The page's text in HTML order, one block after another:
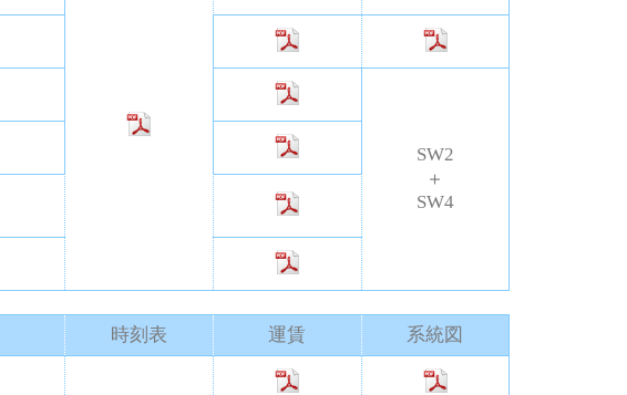
SW2
＋
SW4
時刻表 運賃 系統図